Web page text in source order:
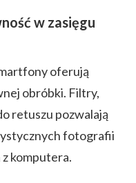
w zasięgu
oferują
obróbki. Filtry,
retuszu pozwalają
fotografii
komputera.